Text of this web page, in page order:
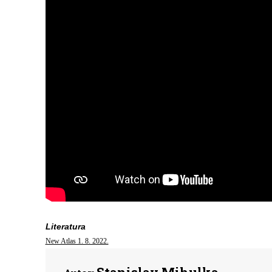
Literatura
New Atlas 1. 8. 2022.